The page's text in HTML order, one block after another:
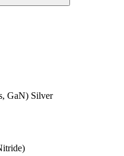
GaN) Silver